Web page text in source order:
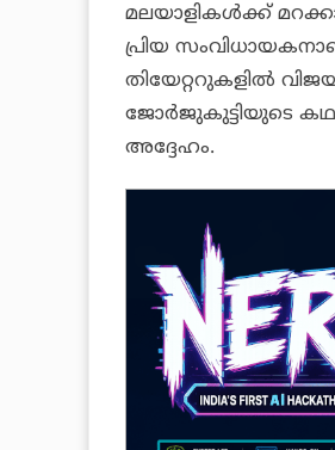
മലയാളികൾക്ക്
പ്രിയ
തിയേറ്ററുകളിൽ
ജോർജുകുട്ടിയുടെ
അദ്ദേഹം.